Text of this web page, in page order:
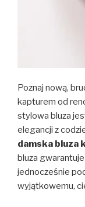
Poznaj nową,
kapturem od
stylowa bluza
elegancji z
damska bluza
bluza
jednocześnie
wyjątkowemu,